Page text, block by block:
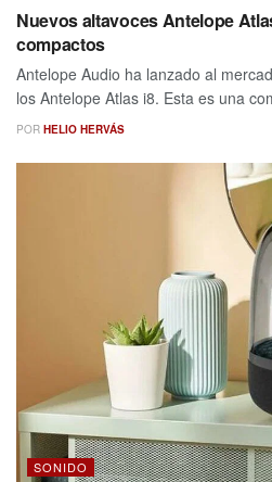
Nuevos altavoces Antelope
compactos
Antelope Audio ha lanzado al
los Antelope Atlas i8. Esta es una
POR HELIO HERVÁS
SONIDO